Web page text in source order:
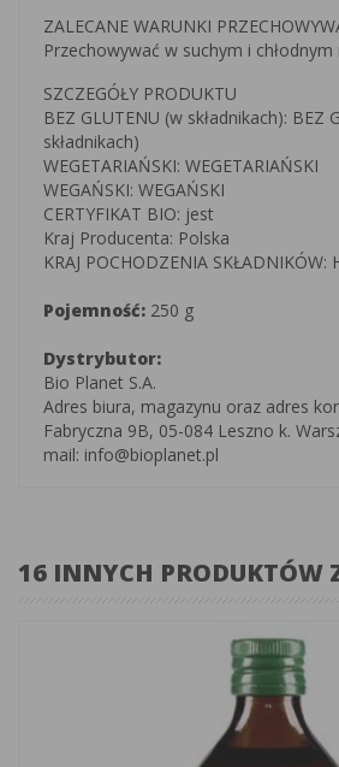
ZALECANE WARUNKI
Przechowywać w suchym i chłodnym
SZCZEGÓŁY PRODUKTU
BEZ GLUTENU (w składnikach): BEZ
składnikach)
WEGETARIAŃSKI: WEGETARIAŃSKI
WEGAŃSKI: WEGAŃSKI
CERTYFIKAT BIO: jest
Kraj Producenta: Polska
KRAJ POCHODZENIA SKŁADNIKÓW:
Pojemność: 250 g
Dystrybutor:
Bio Planet S.A.
Adres biura, magazynu oraz adres
Fabryczna 9B, 05-084 Leszno k.
mail: info@bioplanet.pl
16 INNYCH PRODUKTÓW